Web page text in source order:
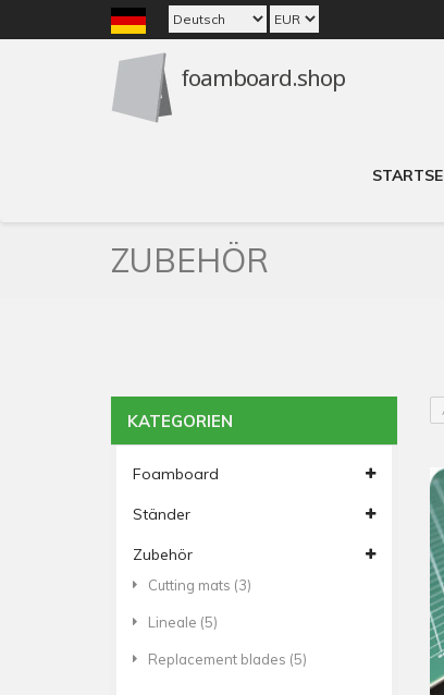
ZUBEHÖR
KATEGORIEN
Foamboard
Ständer
Zubehör
Cutting mats (3)
Lineale (5)
Replacement blades (5)